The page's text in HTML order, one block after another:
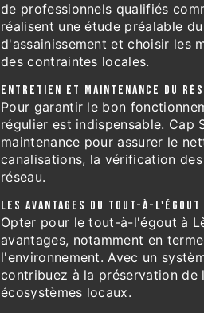
de professionnels qualifiés
réalisent une étude préalable
d'assainissement et choisir les
des contraintes locales.
ENTRETIEN ET MAINTENANCE DU
Pour garantir le bon
régulier est indispensable. Cap
maintenance pour assurer le
canalisations, la vérification
réseau.
LES AVANTAGES DU TOUT-À-L'ÉGOUT
Opter pour le tout-à-l'égout à
avantages, notamment en
l'environnement. Avec un
contribuez à la préservation
écosystèmes locaux.